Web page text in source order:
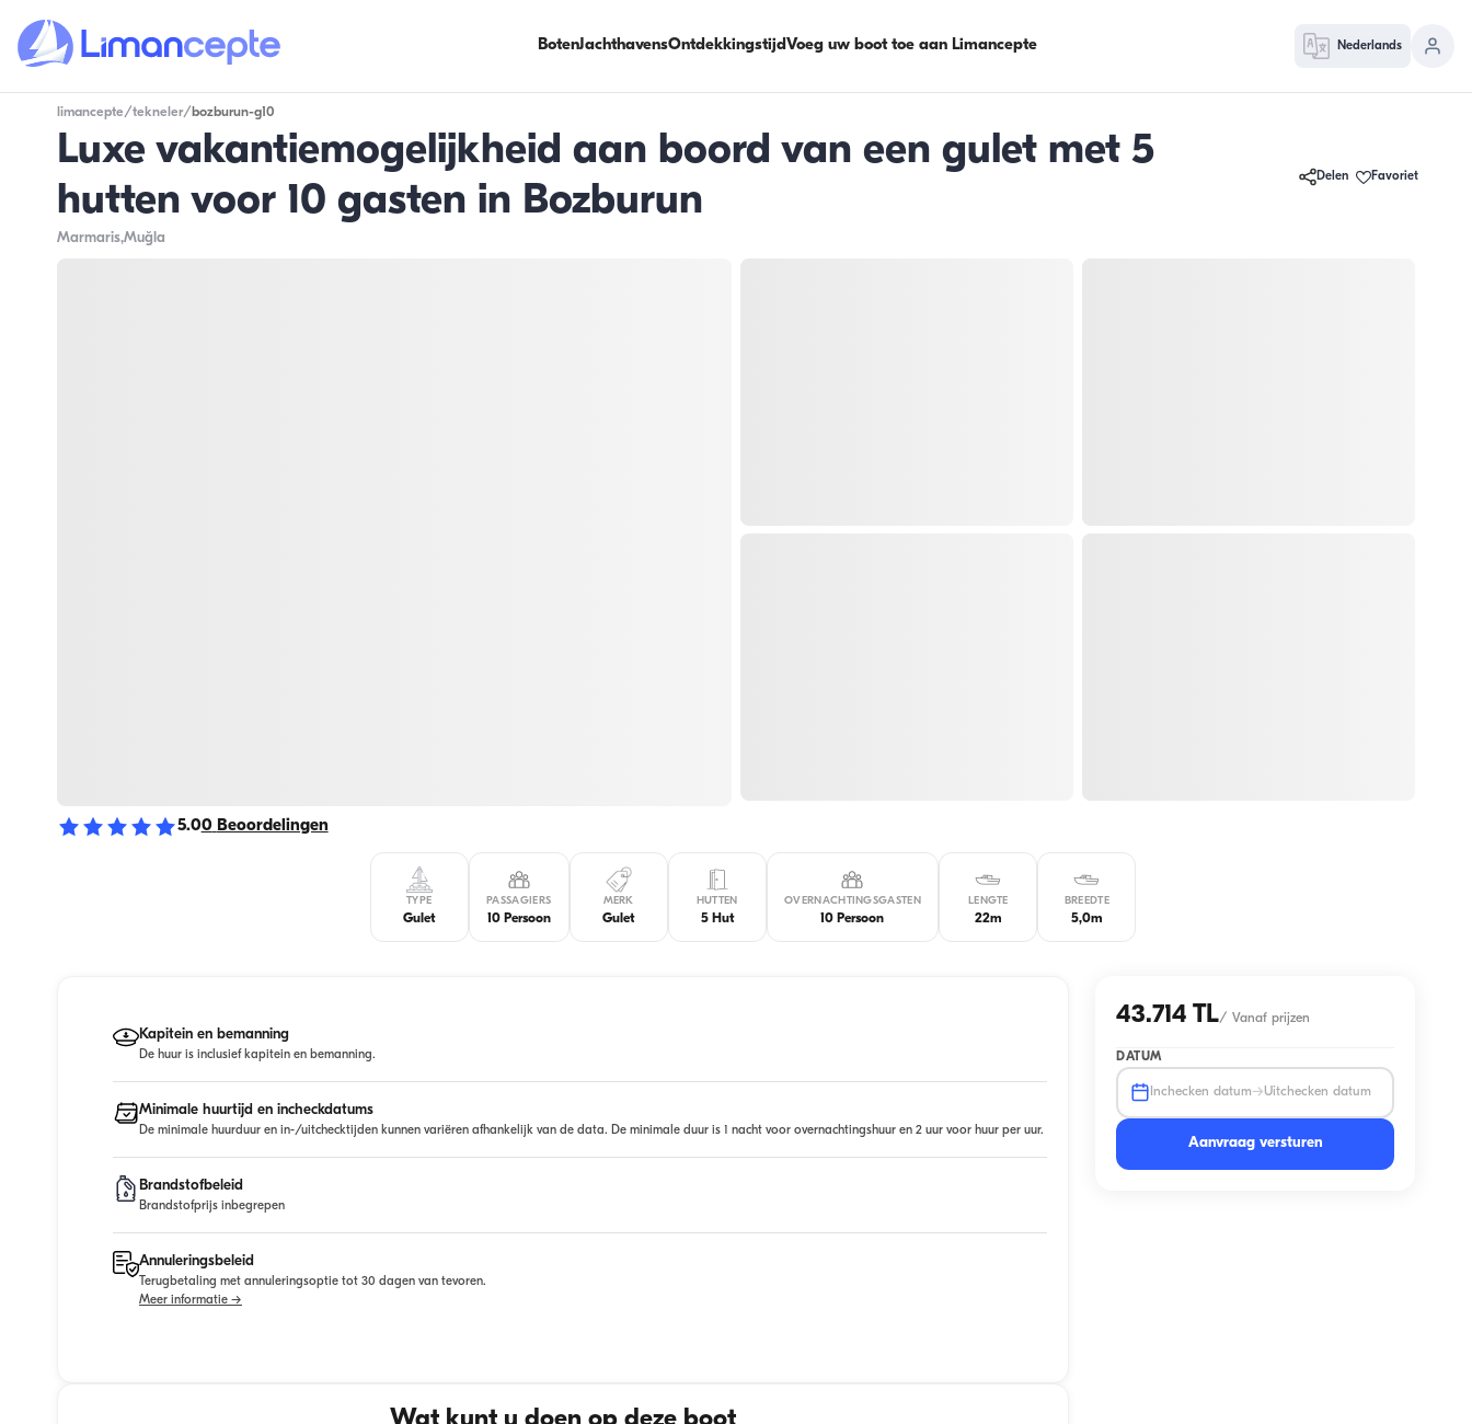
BotenJachthavensOntdekkingstijdVoeg uw boot toe aan Limancepte Nederlands
limancepte/tekneler/ bozburun-g10
Luxe vakantiemogelijkheid aan boord van een gulet met 5
hutten voor 10 gasten in Bozburun
Delen Favoriet
Marmaris,Muğla
5.00 Beoordelingen
TYPE
Gulet
PASSAGIERS
10 Persoon
MERK
Gulet
HUTTEN
5 Hut
OVERNACHTINGSGASTEN
10 Persoon
LENGTE
22m
BREEDTE
5,0m
Kapitein en bemanning
De huur is inclusief kapitein en bemanning.
Minimale huurtijd en incheckdatums
De minimale huurduur en in-/uitchecktijden kunnen variëren afhankelijk van de data. De minimale duur is 1 nacht voor overnachtingshuur en 2 uur voor huur per uur.
Brandstofbeleid
Brandstofprijs inbegrepen
Annuleringsbeleid
Terugbetaling met annuleringsoptie tot 30 dagen van tevoren.
Meer informatie →
43.714 TL/ Vanaf prijzen
DATUM
Inchecken datum→Uitchecken datum
Aanvraag versturen